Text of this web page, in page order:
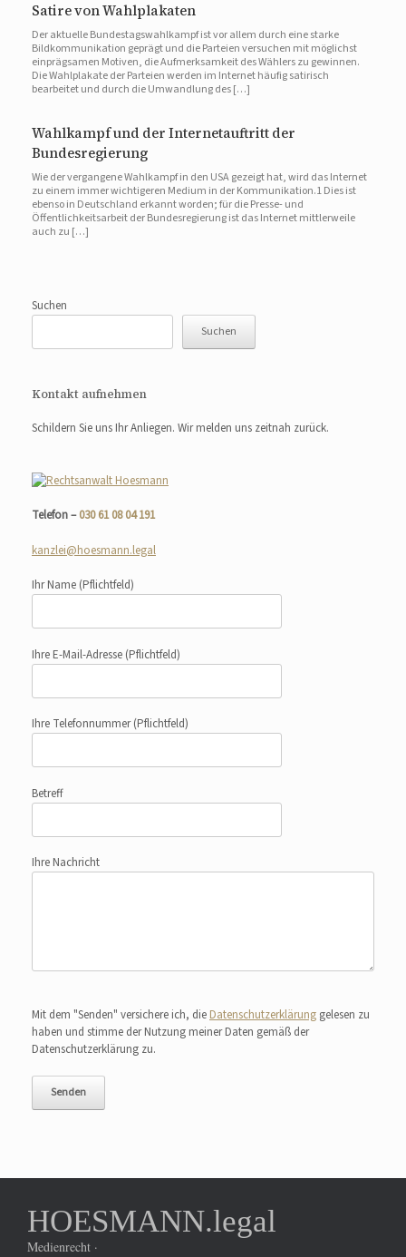
Satire von Wahlplakaten
Der aktuelle Bundestagswahlkampf ist vor allem durch eine starke
Bildkommunikation geprägt und die Parteien versuchen mit möglichst
einprägsamen Motiven, die Aufmerksamkeit des Wählers zu gewinnen.
Die Wahlplakate der Parteien werden im Internet häufig satirisch
bearbeitet und durch die Umwandlung des […]
Wahlkampf und der Internetauftritt der
Bundesregierung
Wie der vergangene Wahlkampf in den USA gezeigt hat, wird das Internet
zu einem immer wichtigeren Medium in der Kommunikation.1 Dies ist
ebenso in Deutschland erkannt worden; für die Presse- und
Öffentlichkeitsarbeit der Bundesregierung ist das Internet mittlerweile
auch zu […]
Suchen
Suchen
Kontakt aufnehmen
Schildern Sie uns Ihr Anliegen. Wir melden uns zeitnah zurück.
Telefon –030 61 08 04 191
kanzlei@hoesmann.legal
Ihr Name (Pflichtfeld)
Ihre E-Mail-Adresse (Pflichtfeld)
Ihre Telefonnummer(Pflichtfeld)
Betreff
Ihre Nachricht
Mit dem "Senden" versichere ich, die Datenschutzerklärung gelesen zu
haben und stimme der Nutzung meiner Daten gemäß der
Datenschutzerklärung zu.
HOESMANN.legal
Medienrecht ·